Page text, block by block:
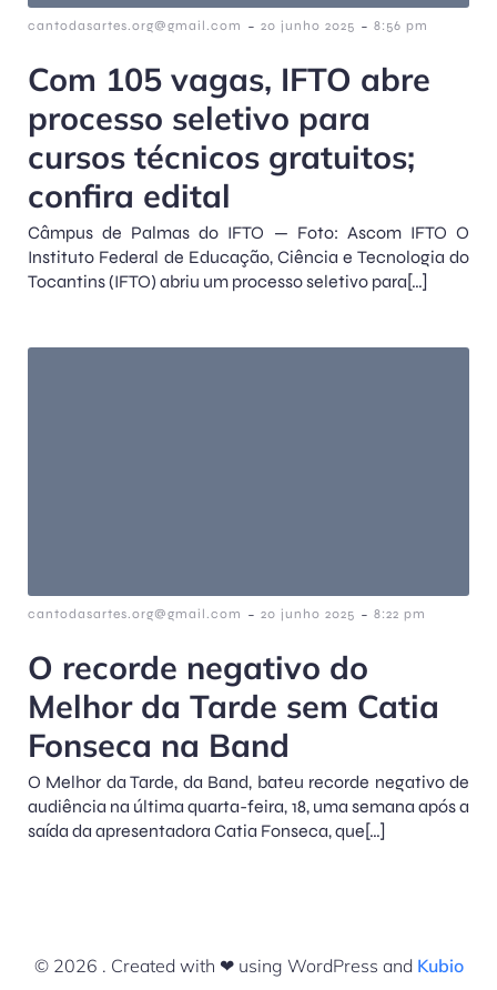
cantodasartes.org@gmail.com - 20 junho 2025 - 8:56 pm
Com 105 vagas, IFTO abre
processo seletivo para
cursos técnicos gratuitos;
confira edital
Câmpus de Palmas do IFTO — Foto: Ascom IFTO O
Instituto Federal de Educação, Ciência e Tecnologia do
Tocantins (IFTO) abriu um processo seletivo para[…]
cantodasartes.org@gmail.com - 20 junho 2025 - 8:22 pm
O recorde negativo do
Melhor da Tarde sem Catia
Fonseca na Band
O Melhor da Tarde, da Band, bateu recorde negativo de
audiência na última quarta-feira, 18, uma semana após a
saída da apresentadora Catia Fonseca, que[…]
© 2026 . Created with ❤ using WordPress and Kubio